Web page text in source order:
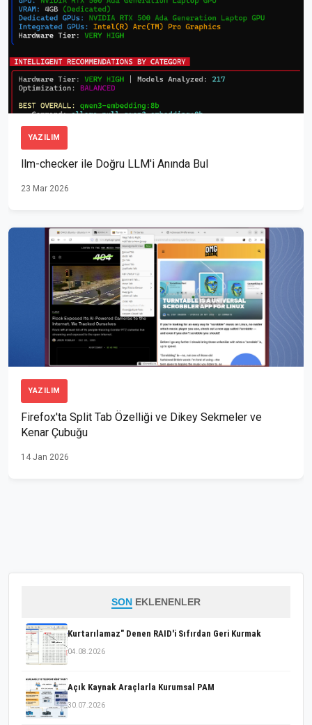
YAZILIM
llm-checker ile Doğru LLM'i Anında Bul
23 Mar 2026
YAZILIM
Firefox'ta Split Tab Özelliği ve Dikey Sekmeler ve
Kenar Çubuğu
14 Jan 2026
SON EKLENENLER
Kurtarılamaz" Denen RAID'i Sıfırdan Geri Kurmak
04.08.2026
Açık Kaynak Araçlarla Kurumsal PAM
30.07.2026